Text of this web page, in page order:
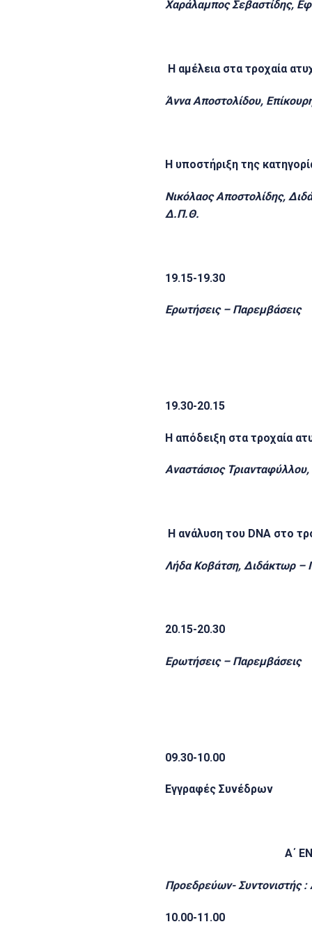
Χαράλαμπος Σεβαστίδης,
Η αμέλεια στα τροχαία
Άννα Αποστολίδου,
Η υποστήριξη της
Νικόλαος Αποστολίδης,
Δ.Π.Θ.
19.15-19.30
Ερωτήσεις – Παρεμβάσεις
19.30-20.15
Η απόδειξη στα τροχαία
Αναστάσιος
Η ανάλυση του DNA στο
Λήδα Κοβάτση, Διδάκτωρ –
20.15-20.30
Ερωτήσεις – Παρεμβάσεις
09.30-10.00
Εγγραφές Συνέδρων
Α΄
Προεδρεύων- Συντονιστής :
10.00-11.00